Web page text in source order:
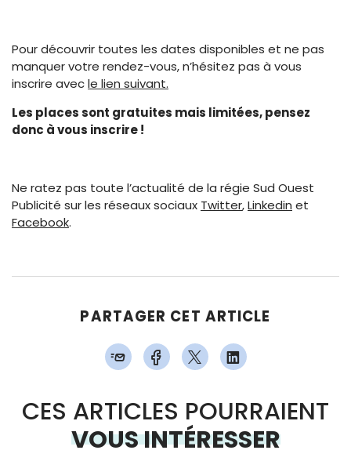
Pour découvrir toutes les dates disponibles et ne pas
manquer votre rendez-vous, n’hésitez pas à vous
inscrire avecle lien suivant.
Les places sont gratuites mais limitées, pensez
donc à vous inscrire !
Ne ratez pas toute l’actualité de la régie Sud Ouest
Publicité sur les réseaux sociaux Twitter,Linkedin et
Facebook.
PARTAGER CET ARTICLE
CES ARTICLES POURRAIENT
VOUS INTÉRESSER